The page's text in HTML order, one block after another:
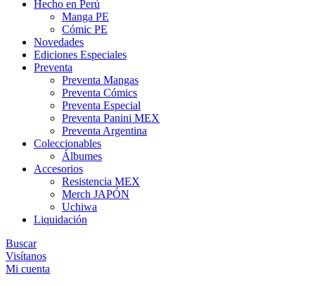
Hecho en Perú
Manga PE
Cómic PE
Novedades
Ediciones Especiales
Preventa
Preventa Mangas
Preventa Cómics
Preventa Especial
Preventa Panini MEX
Preventa Argentina
Coleccionables
Álbumes
Accesorios
Resistencia MEX
Merch JAPÓN
Uchiwa
Liquidación
Buscar
Visítanos
Mi cuenta